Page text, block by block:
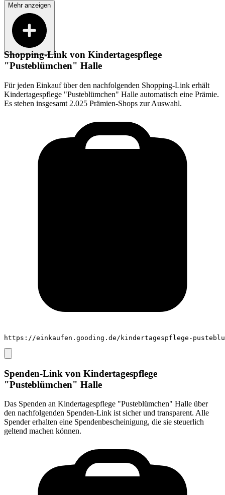
Mehr anzeigen
Shopping-Link von Kindertagespflege
"Pusteblümchen" Halle
Für jeden Einkauf über den nachfolgenden Shopping-Link erhält
Kindertagespflege "Pusteblümchen" Halle automatisch eine Prämie.
Es stehen insgesamt 2.025 Prämien-Shops zur Auswahl.
https://einkaufen.gooding.de/kindertagespflege-
Spenden-Link von Kindertagespflege
"Pusteblümchen" Halle
Das Spenden an Kindertagespflege "Pusteblümchen" Halle über
den nachfolgenden Spenden-Link ist sicher und transparent. Alle
Spender erhalten eine Spendenbescheinigung, die sie steuerlich
geltend machen können.